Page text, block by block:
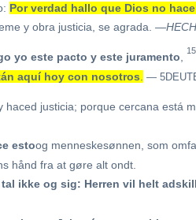
Por verdad hallo que Dios no
y obra justicia, se agrada.
yo este pacto y este juramento 15
aquí hoy con nosotros —
haced justicia; porque cercana está
estoog menneskesønnen, som
hånd fra at gøre alt ondt.
tal ikke og sig: Herren vil helt